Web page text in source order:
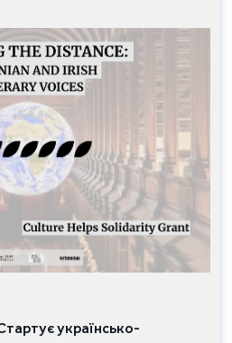
українсько-